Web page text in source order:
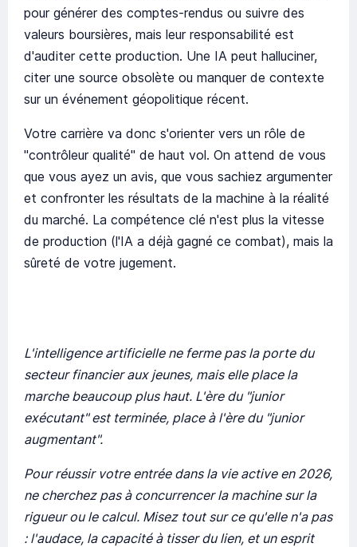
pour générer des comptes-rendus ou suivre des
valeurs boursières, mais leur responsabilité est
d'auditer cette production. Une IA peut halluciner,
citer une source obsolète ou manquer de contexte
sur un événement géopolitique récent.
Votre carrière va donc s'orienter vers un rôle de
"contrôleur qualité" de haut vol. On attend de vous
que vous ayez un avis, que vous sachiez argumenter
et confronter les résultats de la machine à la réalité
du marché. La compétence clé n'est plus la vitesse
de production (l'IA a déjà gagné ce combat), mais la
sûreté de votre jugement.
L'intelligence artificielle ne ferme pas la porte du
secteur financier aux jeunes, mais elle place la
marche beaucoup plus haut. L'ère du "junior
exécutant" est terminée, place à l'ère du "junior
augmentant".
Pour réussir votre entrée dans la vie active en 2026,
ne cherchez pas à concurrencer la machine sur la
rigueur ou le calcul. Misez tout sur ce qu'elle n'a pas
: l'audace, la capacité à tisser du lien, et un esprit